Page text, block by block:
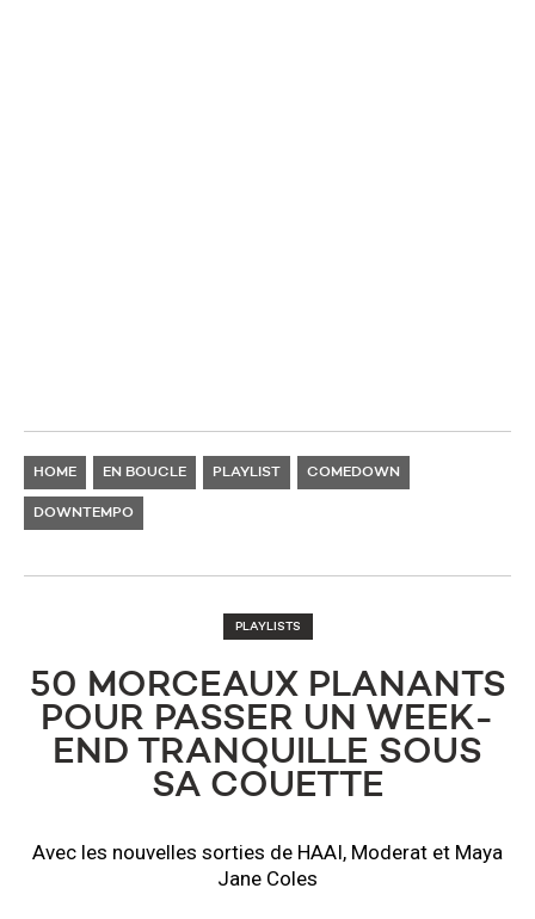
HOME EN BOUCLE PLAYLIST COMEDOWN
DOWNTEMPO
PLAYLISTS
50 MORCEAUX PLANANTS
POUR PASSER UN WEEK-
END TRANQUILLE SOUS
SA COUETTE
Avec les nouvelles sorties de HAAI, Moderat et Maya
Jane Coles